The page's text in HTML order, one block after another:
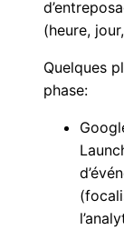
(heure,
Quelques
phase: